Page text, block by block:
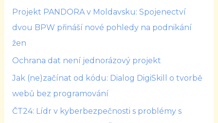
Projekt PANDORA v Moldavsku: Spojenectví
dvou BPW přináší nové pohledy na podnikání
žen
Ochrana dat není jednorázový projekt
Jak (ne)začínat od kódu: Dialog DigiSkill o tvorbě
webů bez programování
ČT24: Lídr v kyberbezpečnosti s problémy s